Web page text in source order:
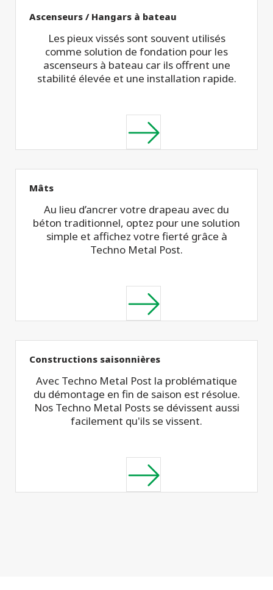
Ascenseurs / Hangars à bateau
Les pieux vissés sont souvent utilisés
comme solution de fondation pour les
ascenseurs à bateau car ils offrent une
stabilité élevée et une installation rapide.
Mâts
Au lieu d’ancrer votre drapeau avec du
béton traditionnel, optez pour une solution
simple et affichez votre fierté grâce à
Techno Metal Post.
Constructions saisonnières
Avec Techno Metal Post la problématique
du démontage en fin de saison est résolue.
Nos Techno Metal Posts se dévissent aussi
facilement qu'ils se vissent.